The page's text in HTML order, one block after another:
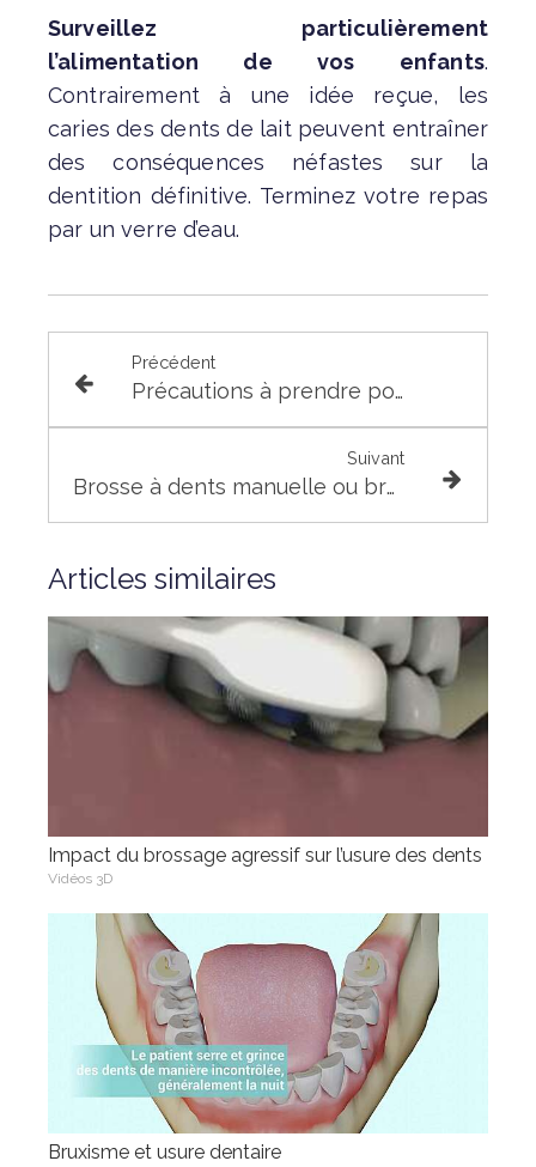
Surveillez particulièrement
l’alimentation de vos enfants.
Contrairement à une idée reçue, les
caries des dents de lait peuvent entraîner
des conséquences néfastes sur la
dentition définitive. Terminez votre repas
par un verre d’eau.
Précédent
Précautions à prendre pour un comblement de sinus
Suivant
Brosse à dents manuelle ou brosse à dents électrique ?
Articles similaires
Impact du brossage agressif sur l’usure des dents
Vidéos 3D
Bruxisme et usure dentaire